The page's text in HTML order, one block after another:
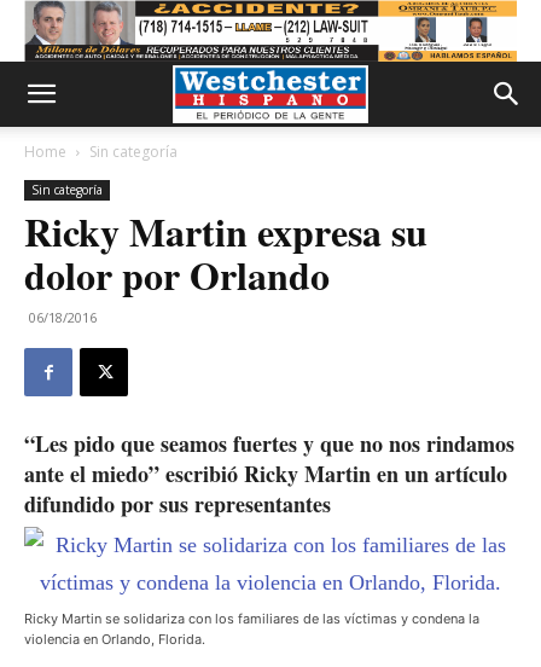
Home Sin categoría
Sin categoría
Ricky Martin expresa su
dolor por Orlando
06/18/2016
“Les pido que seamos fuertes y que no nos rindamos
ante el miedo” escribió Ricky Martin en un artículo
difundido por sus representantes
Ricky Martin se solidariza con los familiares de las víctimas y condena la
violencia en Orlando, Florida.